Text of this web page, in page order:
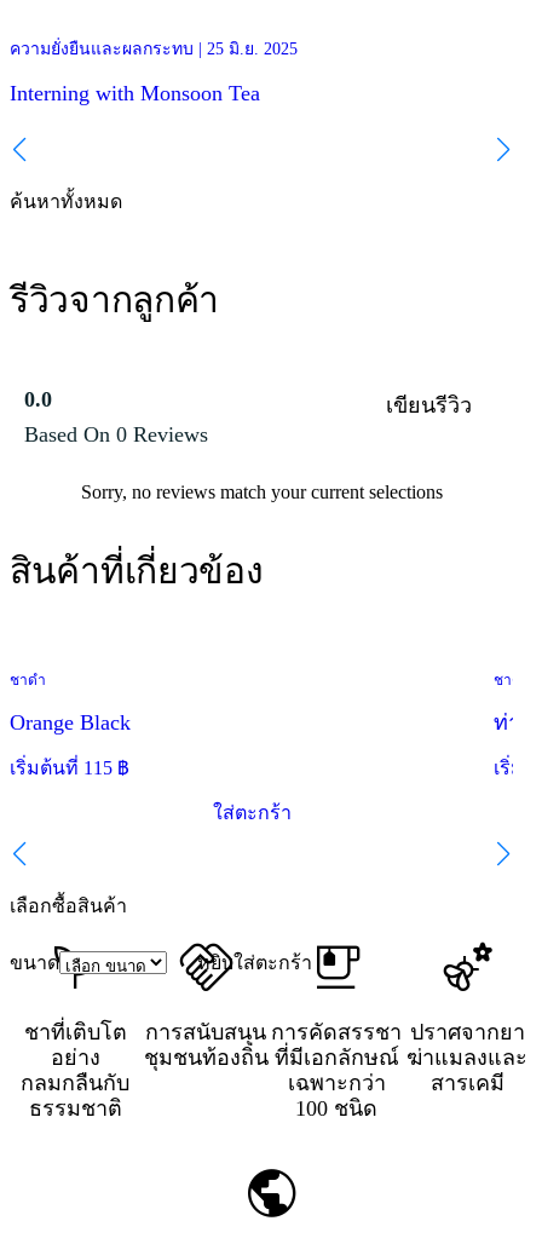
ISTOM in France, joining the team in Chiang Mai to do their
insight to their experience!
ความยั่งยืนและผลกระทบ | 25 มิ.ย. 2025
Interning with Monsoon Tea
ค้นหาทั้งหมด
รีวิวจากลูกค้า
0.0
Based On 0 Reviews
เขียนรีวิว
Sorry, no reviews match your current selections
สินค้าที่เกี่ยวข้อง
ชาดำ
Orange Black
เริ่มต้นที่ 115 ฿
ใส่ตะกร้า
ชาดำ
ท่าแ
เริ่ม
เลือกซื้อสินค้า
ขนาด หยิบใส่ตะกร้า
ชาที่เติบโต
อย่าง
กลมกลืนกับ
ธรรมชาติ
การสนับสนุน
ชุมชนท้องถิ่น
การคัดสรรชา
ที่มีเอกลักษณ์
เฉพาะกว่า
100 ชนิด
ปราศจากยา
ฆ่าแมลงและ
สารเคมี